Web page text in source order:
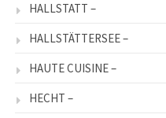
HALLSTATT –
HALLSTÄTTERSEE –
HAUTE CUISINE –
HECHT –